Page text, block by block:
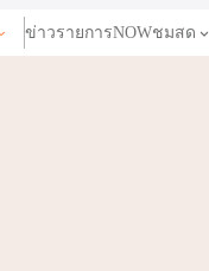
ข่าวรายการNOWชมสด